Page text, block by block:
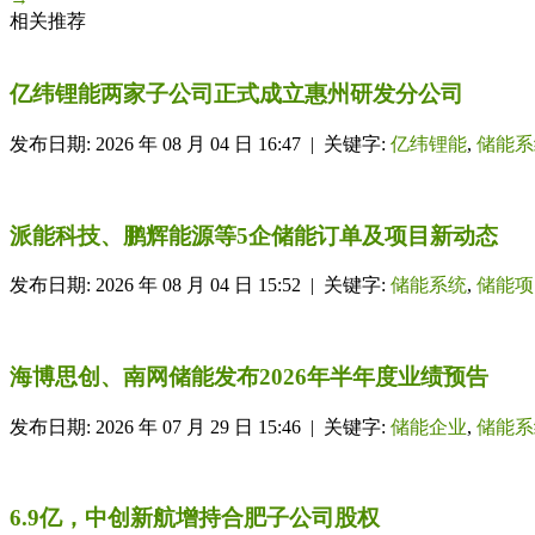
相关推荐
亿纬锂能两家子公司正式成立惠州研发分公司
发布日期: 2026 年 08 月 04 日 16:47 | 关键字: 亿纬锂能, 储能
派能科技、鹏辉能源等5企储能订单及项目新动态
发布日期: 2026 年 08 月 04 日 15:52 | 关键字: 储能系统, 储能项
海博思创、南网储能发布2026年半年度业绩预告
发布日期: 2026 年 07 月 29 日 15:46 | 关键字: 储能企业, 储能
6.9亿，中创新航增持合肥子公司股权